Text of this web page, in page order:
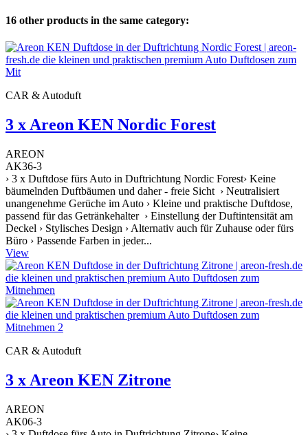
16 other products in the same category:
CAR & Autoduft
3 x Areon KEN Nordic Forest
AREON
AK36-3
› 3 x Duftdose fürs Auto in Duftrichtung Nordic Forest› Keine
bäumelnden Duftbäumen und daher - freie Sicht › Neutralisiert
unangenehme Gerüche im Auto › Kleine und praktische Duftdose,
passend für das Getränkehalter › Einstellung der Duftintensität am
Deckel › Stylisches Design › Alternativ auch für Zuhause oder fürs
Büro › Passende Farben in jeder...
View
CAR & Autoduft
3 x Areon KEN Zitrone
AREON
AK06-3